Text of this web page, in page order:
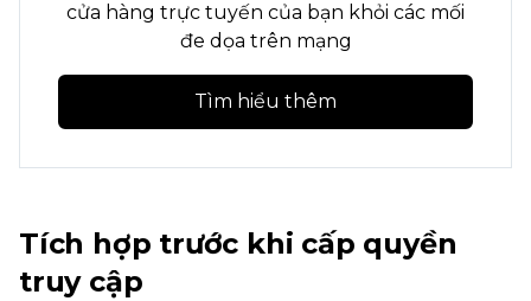
cửa hàng trực tuyến của bạn khỏi các mối
đe dọa trên mạng
Tìm hiểu thêm
Tích hợp trước khi cấp quyền
truy cập